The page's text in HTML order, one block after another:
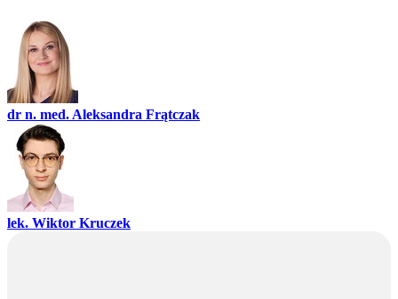
dr n. med. Aleksandra Frątczak
lek. Wiktor Kruczek